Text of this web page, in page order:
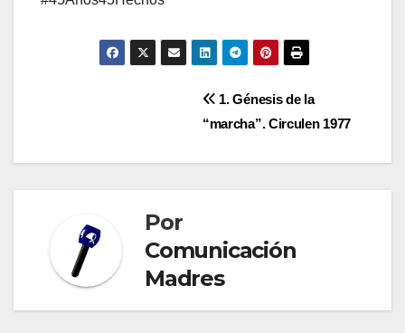
1. Génesis de la
“marcha”. Circulen 1977
Por
Comunicación
Madres